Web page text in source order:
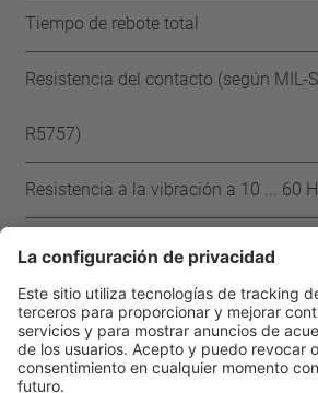
Tiempo de rebote total
Resistencia del contacto (según MIL-
R5757)
Resistencia a la vibración a 10 ... 60
Aprobaciones
IEC VDE UL CSA CQC